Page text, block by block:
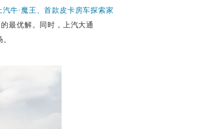
牛·魔王、首款皮卡房车探索家
最优解。同时，上汽大通